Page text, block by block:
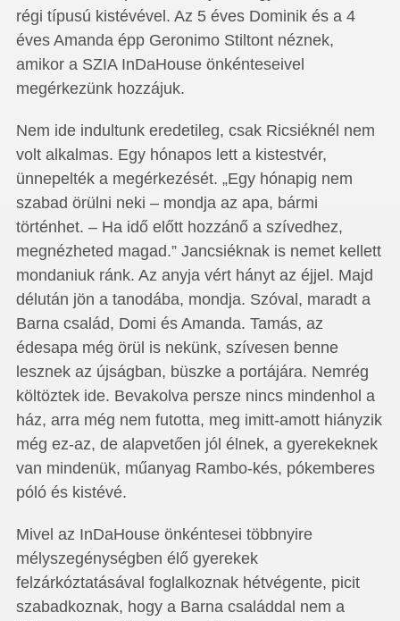
régi típusú kistévével. Az 5 éves Dominik és a 4
éves Amanda épp Geronimo Stiltont néznek,
amikor a SZIA InDaHouse önkénteseivel
megérkezünk hozzájuk.
Nem ide indultunk eredetileg, csak Ricsiéknél nem
volt alkalmas. Egy hónapos lett a kistestvér,
ünnepelték a megérkezését. „Egy hónapig nem
szabad örülni neki – mondja az apa, bármi
történhet. – Ha idő előtt hozzánő a szívedhez,
megnézheted magad.” Jancsiéknak is nemet kellett
mondaniuk ránk. Az anyja vért hányt az éjjel. Majd
délután jön a tanodába, mondja. Szóval, maradt a
Barna család, Domi és Amanda. Tamás, az
édesapa még örül is nekünk, szívesen benne
lesznek az újságban, büszke a portájára. Nemrég
költöztek ide. Bevakolva persze nincs mindenhol a
ház, arra még nem futotta, meg imitt-amott hiányzik
még ez-az, de alapvetően jól élnek, a gyerekeknek
van mindenük, műanyag Rambo-kés, pókemberes
póló és kistévé.
Mivel az InDaHouse önkéntesei többnyire
mélyszegénységben élő gyerekek
felzárkóztatásával foglalkoznak hétvégente, picit
szabadkoznak, hogy a Barna családdal nem a